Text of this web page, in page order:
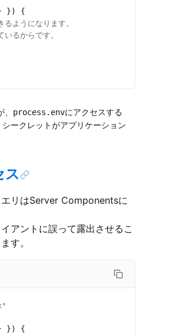
}) {
ようになります。
るからです。
process.envにアクセスする
ークレットがアプリケーション
ス
リはServer Componentsに
アントに誤って露出させるこ
す。
'
}) {